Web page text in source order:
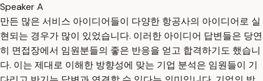
Speaker A
만든 많은 서비스 아이디어들이 다양한 항공사의 아이디어로 실
현되는 경우가 많이 있었습니다. 이러한 아이디어 답변들은 당연
히 면접장에서 임원분들의 좋은 반응을 얻고 합격하기도 했습니
다. 이는 제대로 이해한 방향성에 맞는 기업 분석은 임원들이 기